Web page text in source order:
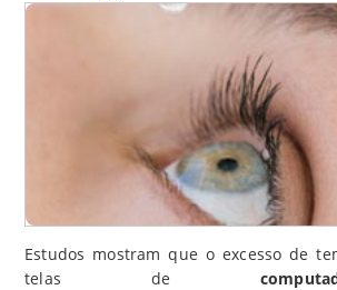
Estudos mostram que o excesso de
telas de